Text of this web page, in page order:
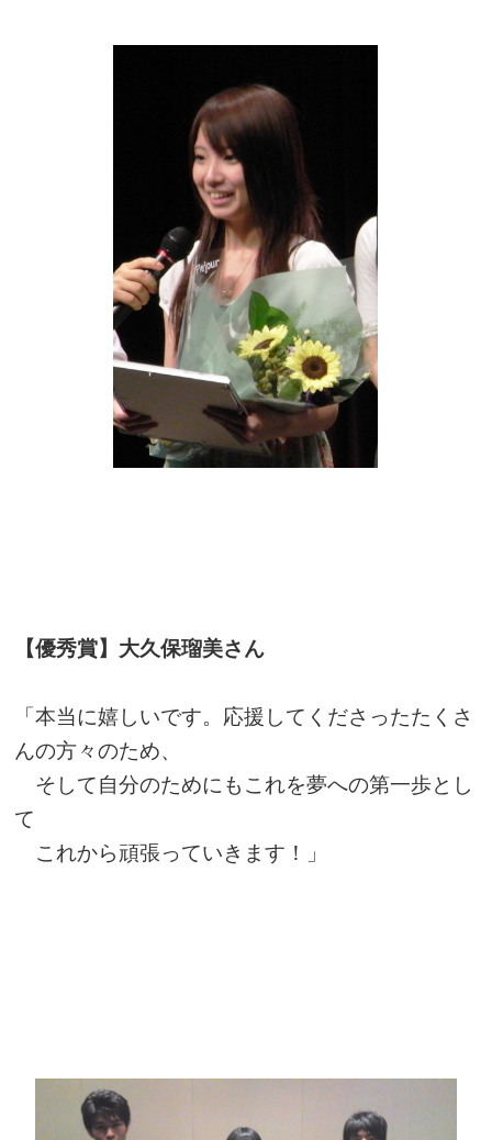
【優秀賞】 大久保瑠美さん
「本当に嬉しいです。応援してくださったたくさ
んの方々のため、
そして自分のためにもこれを夢への第一歩とし
て
これから頑張っていきます！」